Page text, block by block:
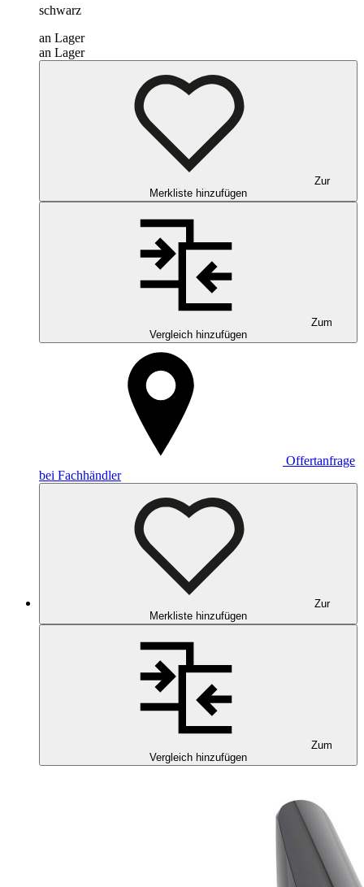
schwarz
an Lager
an Lager
Zur
Merkliste hinzufügen
Zum
Vergleich hinzufügen
Offertanfrage
bei Fachhändler
Zur
Merkliste hinzufügen
Zum
Vergleich hinzufügen